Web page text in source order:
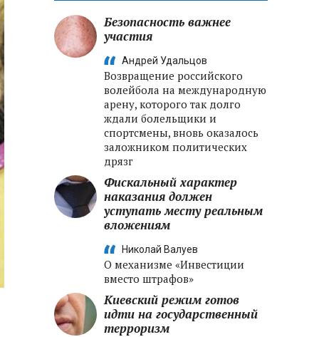
Второй энергоблок БелАЭС
вновь вышел на номинальную
мощность после диагностики
оборудования
Безопасность важнее
участия
Андрей Удальцов
Возвращение российского
волейбола на международную
арену, которого так долго
ждали болельщики и
спортсмены, вновь оказалось
заложником политических
дрязг
Фискальный характер
наказания должен
уступать месту реальным
вложениям
Николай Валуев
О механизме «Инвестиции
вместо штрафов»
Киевский режим готов
идти на государственный
терроризм